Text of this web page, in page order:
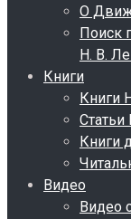
О
Поиск
Н. В.
Книги
Книги
Книги
Видео
Видео